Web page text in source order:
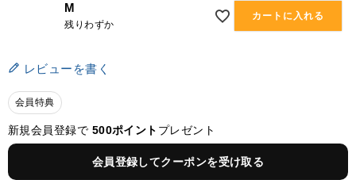
M
残りわずか
カートに入れる
レビューを書く
会員特典
新規会員登録で 500ポイント プレゼント
会員登録してクーポンを受け取る